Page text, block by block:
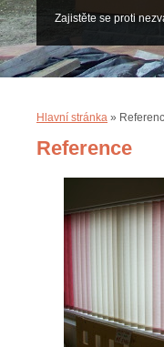
Zajistěte se proti
Hlavní stránka »
Reference